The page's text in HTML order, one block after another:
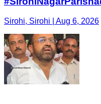
Sirohi, Sirohi | Aug 6, 2026